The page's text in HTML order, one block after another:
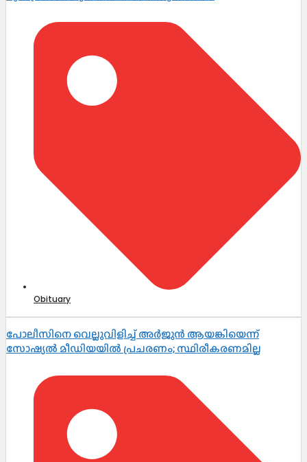
Obituary
പോലീസിനെ വെല്ലുവിളിച്ച് അർജുൻ ആയങ്കിയെന്ന്
സോഷ്യൽ മീഡിയയിൽ പ്രചരണം; സ്ഥിരീകരണമില്ല